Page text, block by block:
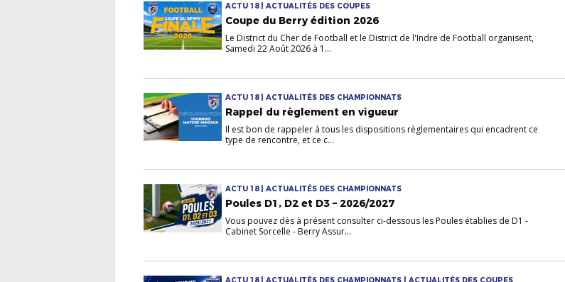
ACTU 18 | ACTUALITÉS DES COUPES
Coupe du Berry édition 2026
Le District du Cher de Football et le District de l'Indre de Football organisent,
Samedi 22 Août 2026 à 1...
ACTU 18 | ACTUALITÉS DES CHAMPIONNATS
Rappel du règlement en vigueur
Il est bon de rappeler à tous les dispositions règlementaires qui encadrent ce
type de rencontre, et ce c...
ACTU 18 | ACTUALITÉS DES CHAMPIONNATS
Poules D1, D2 et D3 – 2026/2027
Vous pouvez dès à présent consulter ci-dessous les Poules établies de D1 -
Cabinet Sorcelle - Berry Assur...
ACTU 18 | ACTUALITÉS DES CHAMPIONNATS | ACTUALITÉS DES COUPES